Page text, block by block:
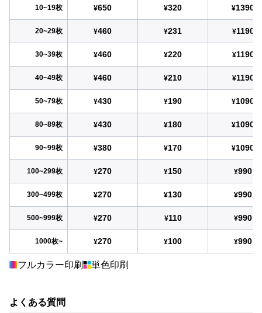
10~19枚 ¥650 ¥320 ¥1390
20~29枚 ¥460 ¥231 ¥1190
30~39枚 ¥460 ¥220 ¥1190
40~49枚 ¥460 ¥210 ¥1190
50~79枚 ¥430 ¥190 ¥1090
80~89枚 ¥430 ¥180 ¥1090
90~99枚 ¥380 ¥170 ¥1090
100~299枚 ¥270 ¥150 ¥990
300~499枚 ¥270 ¥130 ¥990
500~999枚 ¥270 ¥110 ¥990
1000枚~ ¥270 ¥100 ¥990
フルカラー印刷 単色印刷
よくある質問